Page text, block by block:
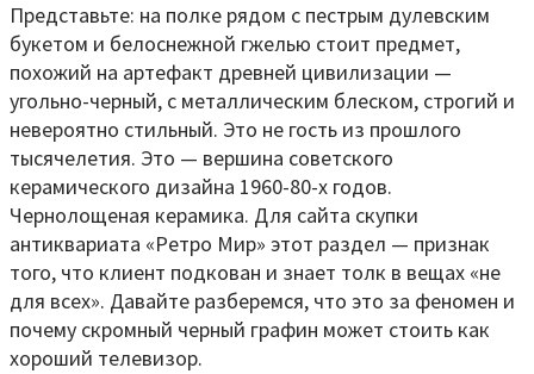
Представьте: на полке рядом с пестрым дулевским
букетом и белоснежной гжелью стоит предмет,
похожий на артефакт древней цивилизации —
угольно-черный, с металлическим блеском, строгий и
невероятно стильный. Это не гость из прошлого
тысячелетия. Это — вершина советского
керамического дизайна 1960-80-х годов.
Чернолощеная керамика. Для сайта скупки
антиквариата «Ретро Мир» этот раздел — признак
того, что клиент подкован и знает толк в вещах «не
для всех». Давайте разберемся, что это за феномен и
почему скромный черный графин может стоить как
хороший телевизор.